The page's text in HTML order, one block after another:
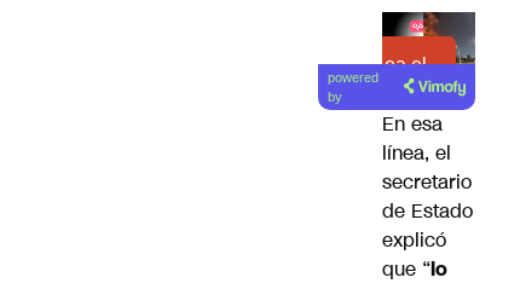
Lea el
artículo
powered
by
En esa
línea, el
secretario
de Estado
explicó
que “lo